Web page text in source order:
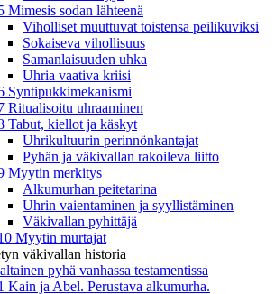
Mimesis sodan lähteenä
Viholliset muuttuvat toistensa peilikuviksi
Sokaiseva vihollisuus
Samanlaisuuden uhka
Uhria vaativa kriisi
Syntipukkimekanismi
Ritualisoitu uhraaminen
Tabut, kiellot ja käskyt
Uhrikultuurin perinnönkantajat
Pyhän ja väkivallan rakoileva liitto
Myytin merkitys
Alkumurhan peitetarina
Uhrin vaientaminen ja syyllistäminen
Väkivallan pyhittäjä
Myytin murtajat
väkivallan historia
pyhä vanhassa testamentissa
Kain ja Abel. Perustava alkumurha.